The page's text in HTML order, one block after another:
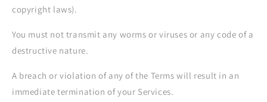
copyright laws).
You must not transmit any worms or viruses or any code of a
destructive nature.
A breach or violation of any of the Terms will result in an
immediate termination of your Services.